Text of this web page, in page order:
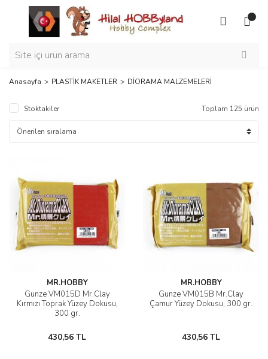
Anasayfa PLASTİK MAKETLER DİORAMA MALZEMELERİ
Stoktakiler Toplam 125 ürün
MR.HOBBY
Gunze VM015D Mr.Clay
Kırmızı Toprak Yüzey Dokusu,
300 gr.
430,56 TL
MR.HOBBY
Gunze VM015B Mr.Clay
Çamur Yüzey Dokusu, 300 gr.
430,56 TL